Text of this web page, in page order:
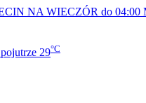
NA WIECZÓR do 04:00
pojutrze 29°C